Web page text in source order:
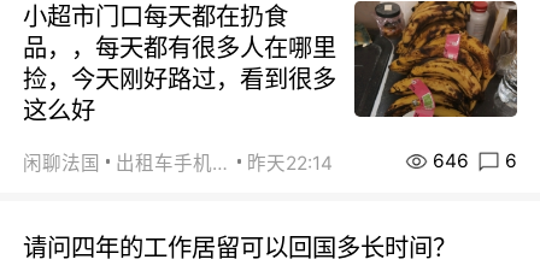
小超市门口每天都在扔食
品，，每天都有很多人在哪里
捡，今天刚好路过，看到很多
这么好
闲聊法国 出租车手机0626 昨天22:14 646 6
请问四年的工作居留可以回国多长时间？